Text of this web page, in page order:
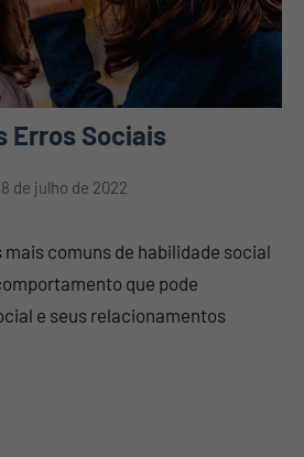
Erros Sociais
de julho de 2022
mais comuns de habilidade social
que pode
e seus relacionamentos